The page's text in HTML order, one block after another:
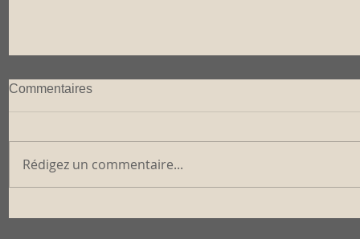
Commentaires
Rédigez un commentaire...